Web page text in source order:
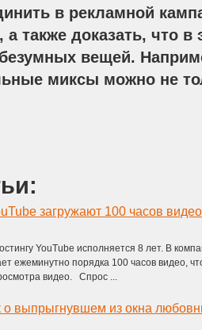
в рекламной
также доказать, что
вещей.
миксы можно не
загружают 100 часов
YouTube исполняется 8 лет. В
ежеминутно порядка 100 часов видео,
видео. Спрос ...
о выпрыгнувшем из окна